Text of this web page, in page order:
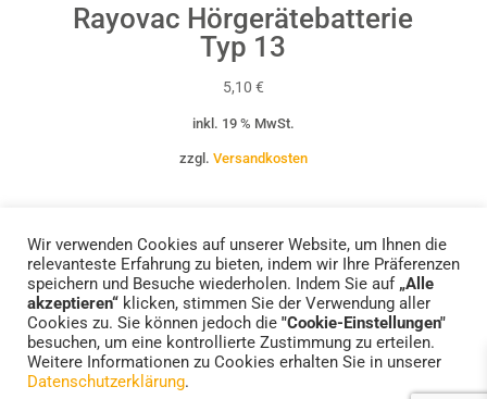
Rayovac Hörgerätebatterie
Typ 13
5,10 €
inkl. 19 % MwSt.
zzgl. Versandkosten
Standorte Impressum
Datenschutzerklärung
FAQs – Häufige Fragen
Wir verwenden Cookies auf unserer Website, um Ihnen die
relevanteste Erfahrung zu bieten, indem wir Ihre Präferenzen
speichern und Besuche wiederholen. Indem Sie auf „Alle
akzeptieren“ klicken, stimmen Sie der Verwendung aller
Cookies zu. Sie können jedoch die "Cookie-Einstellungen"
besuchen, um eine kontrollierte Zustimmung zu erteilen.
Weitere Informationen zu Cookies erhalten Sie in unserer
Datenschutzerklärung.